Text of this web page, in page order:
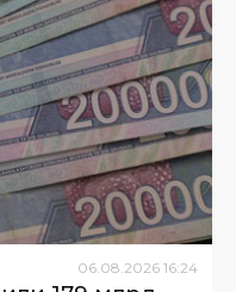
06 08 2026 16:24